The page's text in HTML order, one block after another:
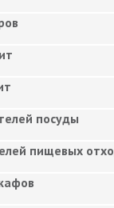
посуды
пищевых